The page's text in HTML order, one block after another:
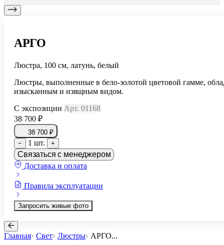
АРГО
Люстра, 100 см, латунь, белый
Люстры, выполненные в бело-золотой цветовой гамме,
изысканным и изящным видом.
С экспозиции Арт. 01168
38 700 ₽
38 700 ₽
−
1 шт. +
Связаться с менеджером
Доставка и оплата
Правила эксплуатации
Запросить живые фото
Главная Свет Люстры АРГО...